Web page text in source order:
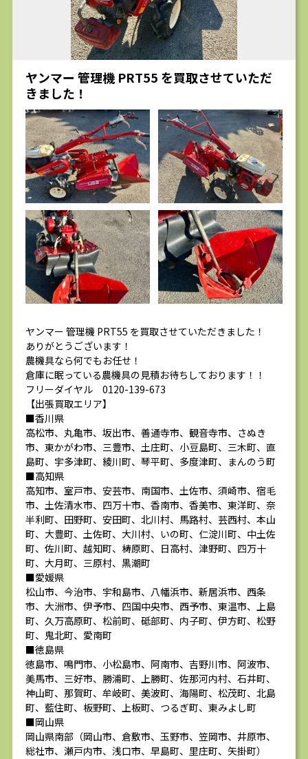
ヤンマー 管理機 PRT55 を買取させていただ
きました！
ヤンマー 管理機 PRT55 を買取させていただきました！
ありがとうございます！
農機具なら何でもお任せ！
倉庫に眠っている農機具の見積お待ちしております！！
フリーダイヤル 0120-139-673
【出張買取エリア】
■香川県
高松市、丸亀市、坂出市、善通寺市、観音寺市、さぬき
市、東かがわ市、三豊市、土庄町、小豆島町、三木町、直
島町、宇多津町、綾川町、琴平町、多度津町、まんのう町
■高知県
高知市、室戸市、安芸市、南国市、土佐市、須崎市、宿毛
市、土佐清水市、四万十市、香南市、香美市、東洋町、奈
半利町、田野町、安田町、北川村、馬路村、芸西村、本山
町、大豊町、土佐町、大川村、いの町、仁淀川町、中土佐
町、佐川町、越知町、梼原町、日高村、津野町、四万十
町、大月町、三原村、黒潮町
■愛媛県
松山市、今治市、宇和島市、八幡浜市、新居浜市、西条
市、大洲市、伊予市、四国中央市、西予市、東温市、上島
町、久万高原町、松前町、砥部町、内子町、伊方町、松野
町、鬼北町、愛南町
■徳島県
徳島市、鳴門市、小松島市、阿南市、吉野川市、阿波市、
美馬市、三好市、勝浦町、上勝町、佐那河内村、石井町、
神山町、那賀町、牟岐町、美波町、海陽町、松茂町、北島
町、藍住町、板野町、上板町、つるぎ町、東みよし町
■岡山県
岡山県南部（岡山市、倉敷市、玉野市、笠岡市、井原市、
総社市、瀬戸内市、浅口市、早島町、里庄町、矢掛町）